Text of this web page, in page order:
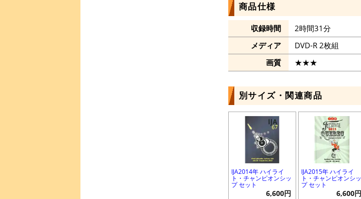
商品仕様
収録時間
2時間31分
メディア
DVD-R 2枚組
画質
★★★
別サイズ・関連商品
IJA2014年 ハイライ
ト・チャンピオンシッ
プ セット
6,600円
IJA2015年 ハイライ
ト・チャンピオンシッ
プ セット
6,600円